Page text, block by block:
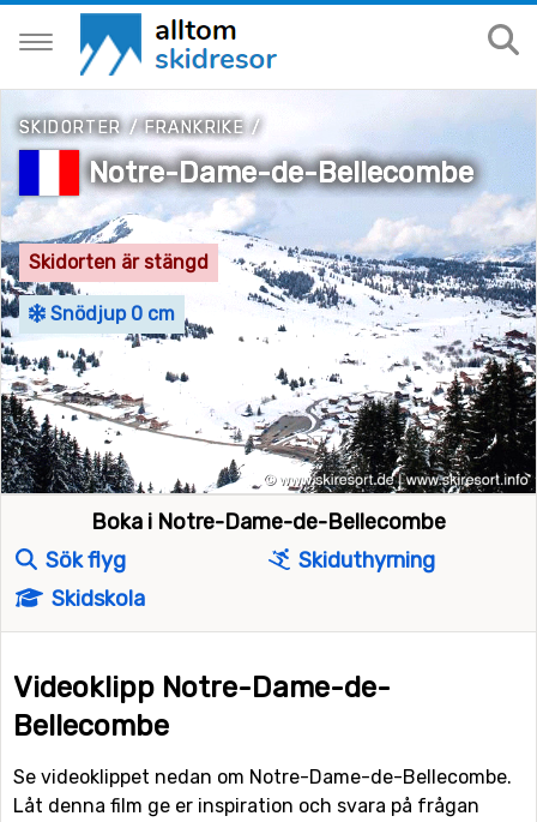
SKIDORTER/FRANKRIKE /
Notre-Dame-de-Bellecombe
Skidorten är stängd
Snödjup 0 cm
Boka i Notre-Dame-de-Bellecombe
Sök flyg
Skiduthyrning
Skidskola
Videoklipp Notre-Dame-de-
Bellecombe
Se videoklippet nedan om Notre-Dame-de-Bellecombe.
Låt denna film ge er inspiration och svara på frågan